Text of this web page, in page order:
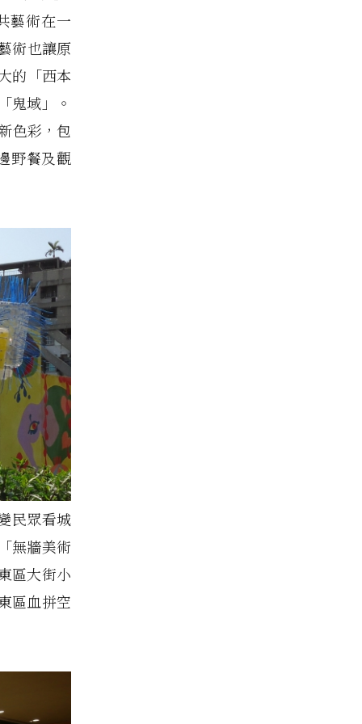
藝術在一
術也讓原
的「西本
鬼域」。
色彩，包
野餐及觀
民眾看城
無牆美術
區大街小
區血拼空